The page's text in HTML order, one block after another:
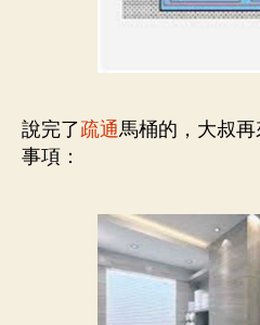
說完了疏通馬桶的，大叔
事項：